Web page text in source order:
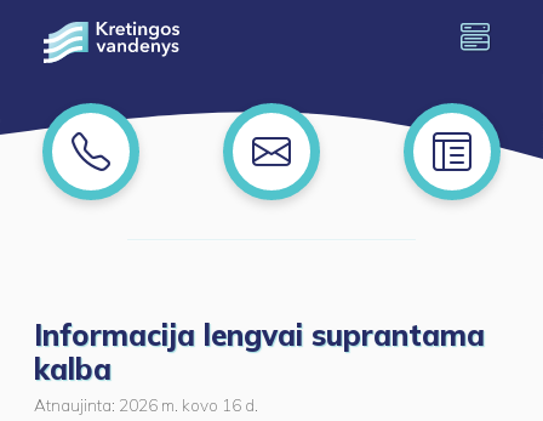
Informacija lengvai suprantama
kalba
Atnaujinta: 2026 m. kovo 16 d.